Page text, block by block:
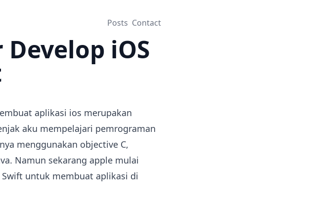
Posts Contact
iOS
aplikasi ios merupakan
aku mempelajari pemrograman
menggunakan objective C,
Namun sekarang apple mulai
untuk membuat aplikasi di